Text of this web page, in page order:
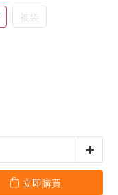
被袋
立即購買